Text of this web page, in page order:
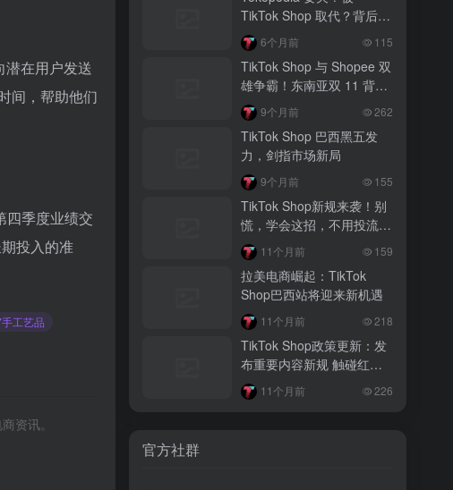
潜在用户发送
间，帮助他们
四季度业绩交
投入的准
工艺品
资讯。
TikTok Shop 爱尔兰全面开放入驻 本土
品牌可零门槛开店
音乐节降噪耳塞风靡欧美 DTC 品牌单日
营收突破 200 万元
越南监管出手核查Shopee、TikTok
Shop涨价行为，佣金调整遭调查
TikTok Shop 印尼推出出海项目 助力本
土品牌开拓东南亚市场
TikTok Shop 英美周榜出炉 美妆家居成
TikTok Shop 取代？背后真
相大揭秘！
6个月前 115
TikTok Shop 与 Shopee 双
雄争霸！东南亚双 11 背后
的内容电商新战局
9个月前 262
TikTok Shop 巴西黑五发
力，剑指市场新局
9个月前 155
TikTok Shop新规来袭！别
慌，学会这招，不用投流也
能出单，新手必看
11个月前 159
拉美电商崛起：TikTok
Shop巴西站将迎来新机遇
11个月前 218
TikTok Shop政策更新：发
布重要内容新规 触碰红线
封号！11个月前 226
官方社群